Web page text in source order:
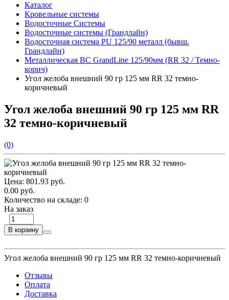
Каталог
Кровельные системы
Водосточные Системы
Водосточные системы (Грандлайн)
Водосточная система PU 125/90 металл (бывш.
Грандлайн)
Металлическая ВС GrandLine 125/90мм (RR 32 / Темно-
корич)
Угол желоба внешний 90 гр 125 мм RR 32 темно-
коричневый
Угол желоба внешний 90 гр 125 мм RR
32 темно-коричневый
(0)
Цена: 801.93 руб.
0.00 руб.
Количество на складе: 0
На заказ
В корзину
Угол желоба внешний 90 гр 125 мм RR 32 темно-коричневый
Отзывы
Оплата
Доставка